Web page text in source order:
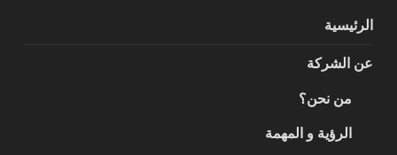
الرئيسية
عن الشركة
من نحن؟
الرؤية و المهمة